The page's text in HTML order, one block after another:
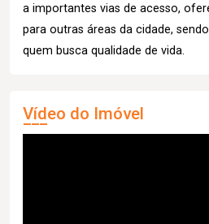
a importantes vias de acesso,
para outras áreas da cidade,
quem busca qualidade de vida.
Vídeo do Imóvel